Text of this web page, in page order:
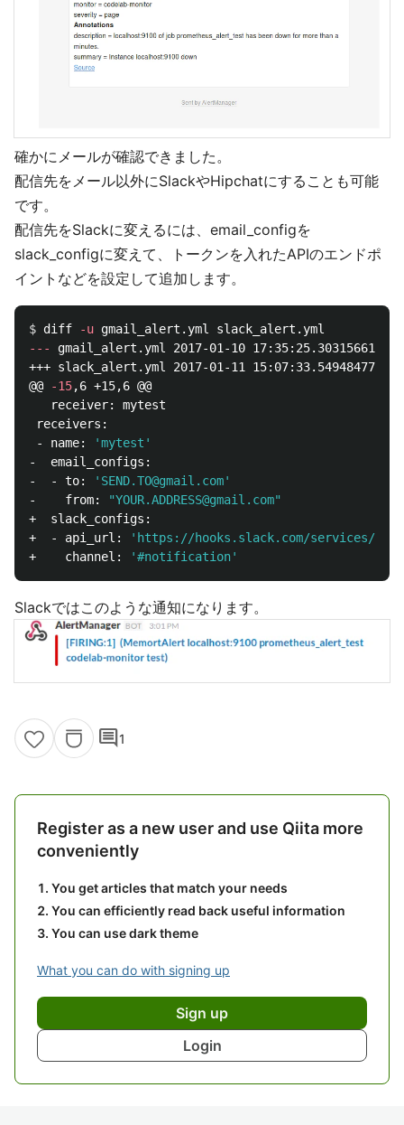
確かにメールが確認できました。
配信先をメール以外にSlackやHipchatにすることも可能
です。
配信先をSlackに変えるには、email_configを
slack_configに変えて、トークンを入れたAPIのエンドポ
イントなどを設定して追加します。
$ diff -u
---
gmail_alert.yml	2017-01-10 17:35:25.303156612 +0900
+++ slack_alert.yml	2017-01-11 15:07:33.549484771 +0900
@@
-15,6 +15,6 @@
   receiver: mytest
receivers:
- name:
'mytest'
-  email_configs:
-  - to:
'SEND.TO@gmail.com'
-    from:
"YOUR.ADDRESS@gmail.com"
+  slack_configs:
+  - api_url:
'https://hooks.slack.com/services/
+    channel:
'#notification'
Slackではこのような通知になります。
comment1
Register as a new user and use Qiita more
conveniently
You get articles that match your needs
You can efficiently read back useful information
You can use dark theme
What you can do with signing up
Sign up
Login